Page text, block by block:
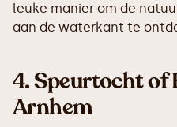
leuke manier om de
aan de waterkant te
4.Speurtocht of
Arnhem